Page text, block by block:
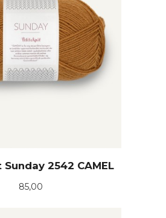
2542 CAMEL
Pris
85,00